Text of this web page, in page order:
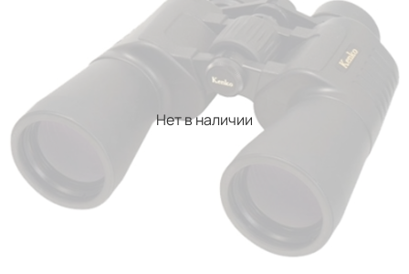
Нет в наличии